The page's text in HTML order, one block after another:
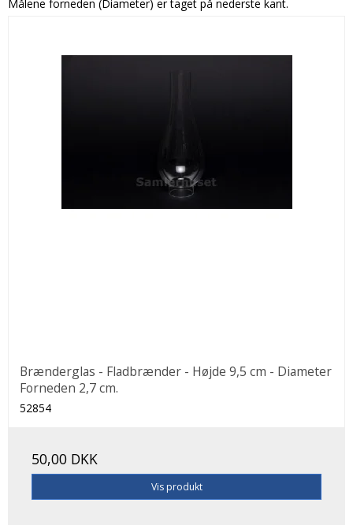
Målene forneden (Diameter) er taget på nederste kant.
Brænderglas - Fladbrænder - Højde 9,5 cm - Diameter
Forneden 2,7 cm.
52854
50,00 DKK
Vis produkt